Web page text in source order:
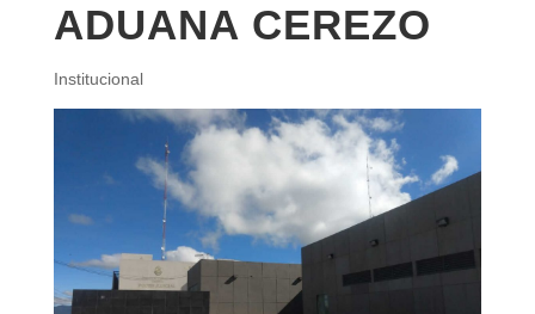
ADUANA CEREZO
Institucional